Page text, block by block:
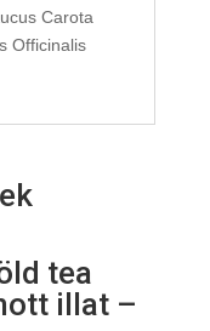
Carota
Officinalis
tea
illat –